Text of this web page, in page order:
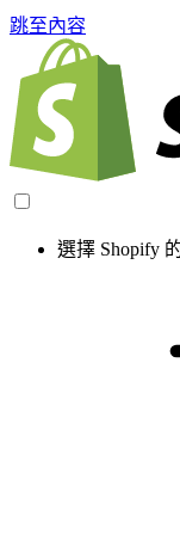
跳至內容
選擇 Shopify